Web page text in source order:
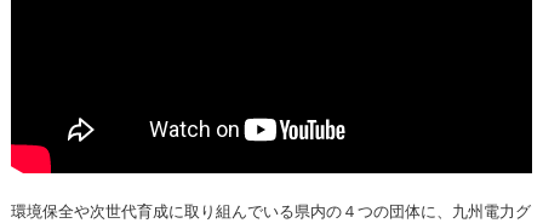
環境保全や次世代育成に取り組んでいる県内の４つの団体に、九州電力グ